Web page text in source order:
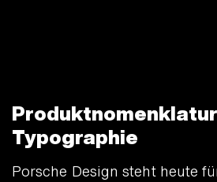
Typographie
Porsche Design steht heute